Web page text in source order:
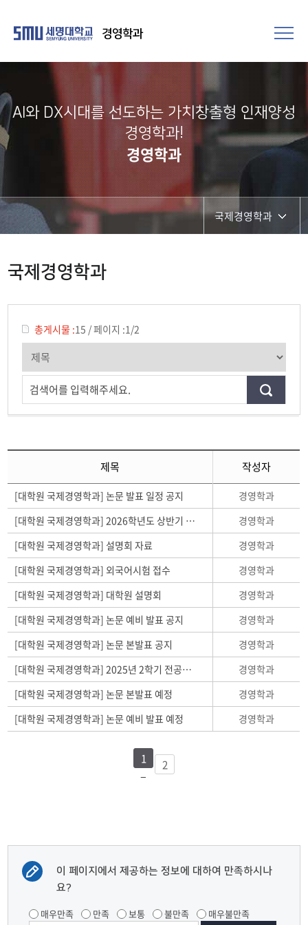
경영학과
AI와 DX시대를 선도하는 가치창출형 인재양성
경영학과!
경영학과
국제경영학과
국제경영학과
총게시물 :15 /페이지 :1/2
검색어를 입력해주세요.
제목 작성자
[대학원 국제경영학과] 논문 발표 일정 공지
경영학과
[대학원 국제경영학과] 2026학년도 상반기 대학원 국제경영학회 논문 발표 신청 조사
경영학과
[대학원 국제경영학과] 설명회 자료
경영학과
[대학원 국제경영학과] 외국어시험 접수
경영학과
[대학원 국제경영학과] 대학원 설명회
경영학과
[대학원 국제경영학과] 논문 예비 발표 공지
경영학과
[대학원 국제경영학과] 논문 본발표 공지
경영학과
[대학원 국제경영학과] 2025년 2학기 전공종합시험 실시 안내
경영학과
[대학원 국제경영학과] 논문 본발표 예정
경영학과
[대학원 국제경영학과] 논문 예비 발표 예정
경영학과
1 2
이 페이지에서 제공하는 정보에 대하여 만족하시나
요?
매우만족 만족 보통 불만족 매우불만족